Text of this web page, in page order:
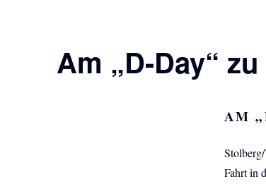
Am „D-Day“
AM
Fahrt in